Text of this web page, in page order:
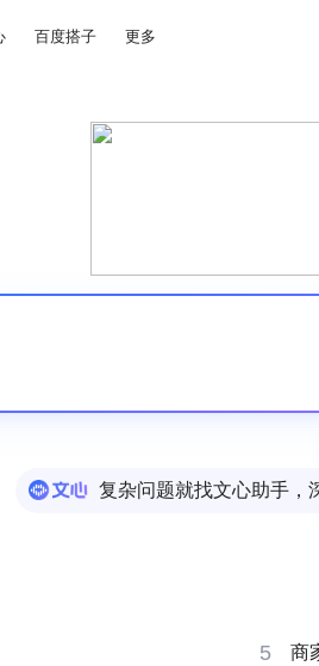
百度搭子 更多
复杂问题就找文心助手，
5 商